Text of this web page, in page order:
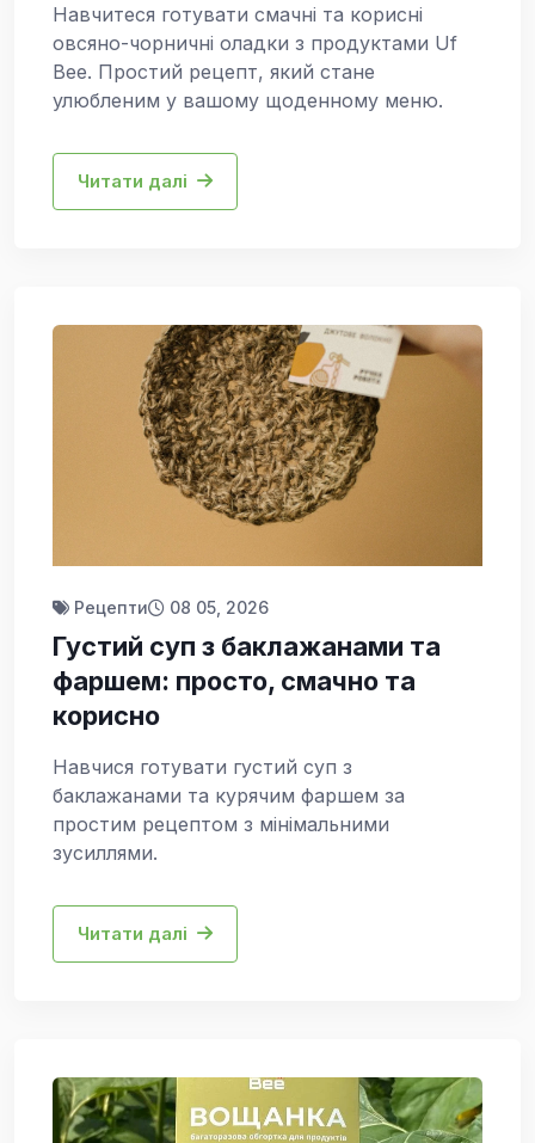
Навчитеся готувати смачні та корисні
овсяно-чорничні оладки з продуктами Uf
Bee. Простий рецепт, який стане
улюбленим у вашому щоденному меню.
Читати далі
Рецепти 08 05, 2026
Густий суп з баклажанами та
фаршем: просто, смачно та
кориснo
Навчися готувати густий суп з
баклажанами та курячим фаршем за
простим рецептом з мінімальними
зусиллями.
Читати далі